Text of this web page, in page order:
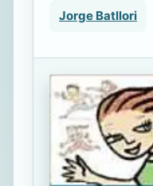
Jorge Batllori